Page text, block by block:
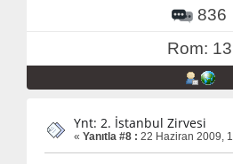
836
Rom: 13
Ynt: 2. İstanbul Zirvesi
« Yanıtla #8 : 22 Haziran 2009,